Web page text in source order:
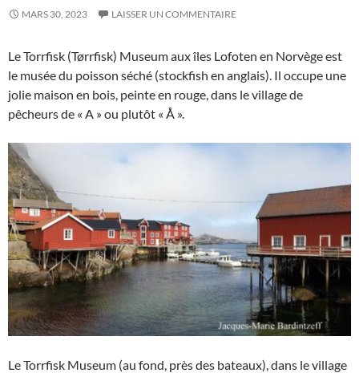
MARS 30, 2023 LAISSER UN COMMENTAIRE
Le Torrfisk (Tørrfisk) Museum aux îles Lofoten en Norvège est
le musée du poisson séché (stockfish en anglais). Il occupe une
jolie maison en bois, peinte en rouge, dans le village de
pêcheurs de « A » ou plutôt « Å ».
Le Torrfisk Museum (au fond, près des bateaux), dans le village